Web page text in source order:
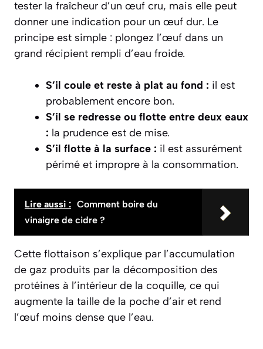
tester la fraîcheur d’un œuf cru, mais elle peut
donner une indication pour un œuf dur. Le
principe est simple : plongez l’œuf dans un
grand récipient rempli d’eau froide.
S’il coule et reste à plat au fond : il est
probablement encore bon.
S’il se redresse ou flotte entre deux eaux
: la prudence est de mise.
S’il flotte à la surface : il est assurément
périmé et impropre à la consommation.
Lire aussi : Comment boire du
vinaigre de cidre ?
Cette flottaison s’explique par l’accumulation
de gaz produits par la décomposition des
protéines à l’intérieur de la coquille, ce qui
augmente la taille de la poche d’air et rend
l’œuf moins dense que l’eau.